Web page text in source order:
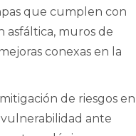
que cumplen con
asfáltica, muros de
conexas en la
de riesgos en
ante